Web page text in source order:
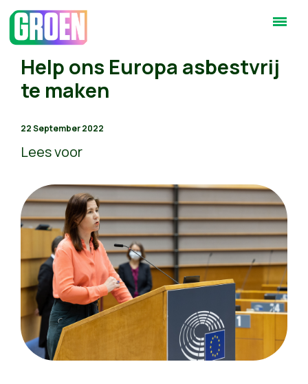
Help ons Europa asbestvrij
te maken
22 September 2022
Lees voor